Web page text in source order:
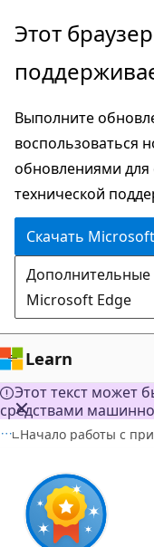
Пропустить
перейти
основному
содержимому
Этот
Выполните
воспользоваться
обновлениями для
технической
Скачать
Дополнительные
Microsoft Edge
Learn
Этот текст может
средствами